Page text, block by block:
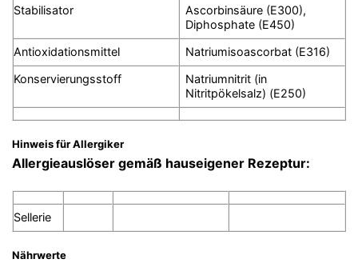
Stabilisator
Ascorbinsäure (E300),
Diphosphate (E450)
Antioxidationsmittel
Natriumisoascorbat (E316)
Konservierungsstoff
Natriumnitrit (in
Nitritpökelsalz) (E250)
Hinweis für Allergiker
Allergieauslöser gemäß hauseigener Rezeptur:
Sellerie
Nährwerte